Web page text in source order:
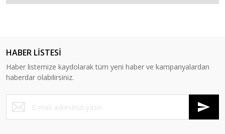
HABER LİSTESİ
Haber listemize kaydolarak tüm yeni haber ve kampanyalardan
haberdar olabilirsiniz.